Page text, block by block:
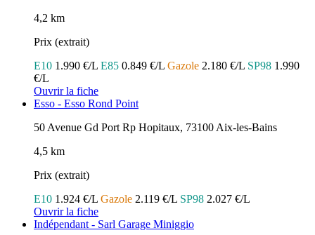
4,2 km
Prix (extrait)
E10 1.990 €/L E85 0.849 €/L Gazole 2.180 €/L SP98 1.990
€/L
Ouvrir la fiche
Esso - Esso Rond Point
50 Avenue Gd Port Rp Hopitaux, 73100 Aix-les-Bains
4,5 km
Prix (extrait)
E10 1.924 €/L Gazole 2.119 €/L SP98 2.027 €/L
Ouvrir la fiche
Indépendant - Sarl Garage Miniggio